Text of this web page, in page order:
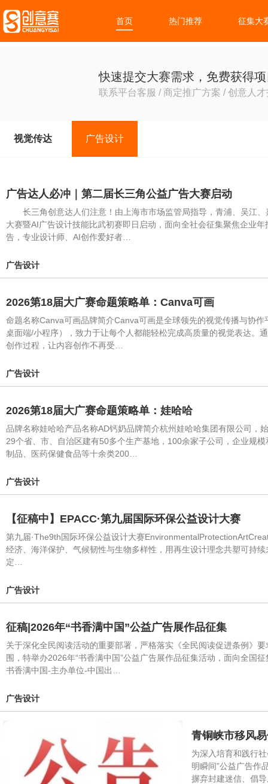
首页 热门推荐 征集大
快速提交大赛需求，免费获得
联系平台客服 / 商定推广方案 / 创意人
视觉传达 广告设计
广告达人必冲｜第二届长三角公益广告大赛启动
长三角创意达人们注意！由上海市市场监管局指导，青浦、吴江、
大赛暨AI广告设计技能比武初赛即日启动，面向全社会征集聚焦企业
告，专业设计师、AI创作爱好者…
广告设计
2026第18届大广赛命题策略单：Canva可画
命题名称Canva可画品牌简介Canva可画是全球领先的视觉传播与协
桌面端/小程序），致力于让每个人都能轻松完成高质量的视觉表达。
创作过程，让内容创作不再受…
广告设计
2026第18届大广赛命题策略单：娃哈哈
品牌名称娃哈哈产品名称AD钙奶品牌简介杭州娃哈哈集团有限公司
29个省、市、自治区建有50多个生产基地，100余家子公司，企业规
制品、医药保健食品等十余类200…
广告设计
【征稿中】EPACC·第九届国际环保公益设计大赛
第九届·The9th国际环保公益设计大赛
经济、海洋保护、气候韧性与生物多样性，用再生设计理念共塑可持
定…
广告设计
征稿|2026年“书香满中国”公益广告展作品征集
关于深化全民阅读活动的重要部署，严格落实《全民阅读促进条例》
围，特举办2026年“书香满中国”公益广告展作品征集活动，面向全国
书香满中国-主办单位-中国出…
广告设计
青铜峡市移风
为深入培育和践行
明瞬间”公益广告作
摒弃封建迷信、倡